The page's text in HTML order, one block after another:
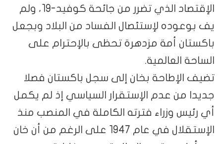
الإقتصاد الذي تضرر من جائحة كوفيد-19، ولم
يف بوعوده لإستئصال الفساد من البلاد وبجعل
باكستان أمة مزدهرة تحظى بالإحترام على
الساحة العالمية.
تضيف الإطاحة بخان إلى سجل باكستان فصلا
جديدا من عدم الإستقرار السياسي إذ لم يكمل
أي رئيس وزراء فترته الكاملة في المنصب منذ
الإستقلال في عام 1947 على الرغم من أن خان